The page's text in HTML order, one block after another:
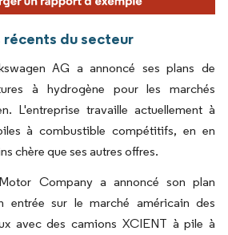
du secteur
AG a annoncé ses plans de
à hydrogène pour les marchés
L'entreprise travaille actuellement à
à combustible compétitifs, en en
chère que ses autres offres.
Company a annoncé son plan
entrée sur le marché américain des
avec des camions XCIENT à pile à